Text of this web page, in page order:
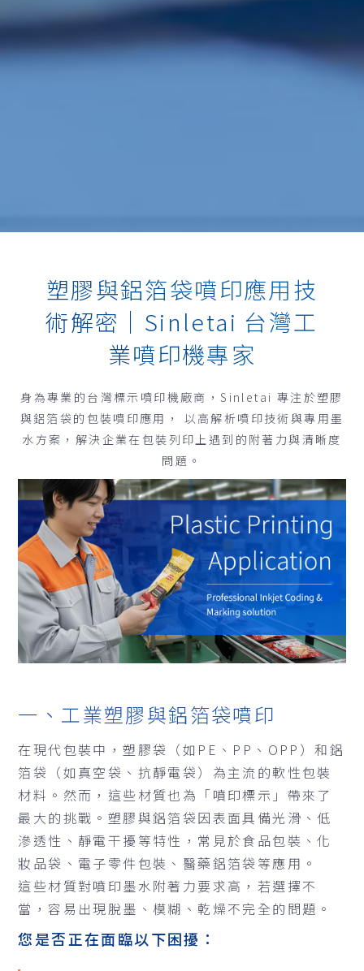
塑膠與鋁箔袋噴印應用技
術解密｜ Sinletai 台灣工
業噴印機專家
身為專業的台灣標示噴印機廠商，Sinletai 專注於塑膠
與鋁箔袋的包裝噴印應用， 以高解析噴印技術與專用墨
水方案，解決企業在包裝列印上遇到的附著力與清晰度
問題。
一、工業塑膠與鋁箔袋噴印
在現代包裝中，塑膠袋（如PE、PP、OPP）和鋁
箔袋（如真空袋、抗靜電袋）為主流的軟性包裝
材料。然而，這些材質也為「噴印標示」帶來了
最大的挑戰。塑膠與鋁箔袋因表面具備光滑、低
滲透性、靜電干擾等特性，常見於食品包裝、化
妝品袋、電子零件包裝、醫藥鋁箔袋等應用。
這些材質對噴印墨水附著力要求高，若選擇不
當，容易出現脫墨、模糊、乾燥不完全的問題。
您是否正在面臨以下困擾：